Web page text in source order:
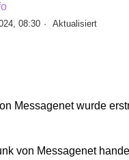
08:30 Aktualisiert
Messagenet wurde
von Messagenet